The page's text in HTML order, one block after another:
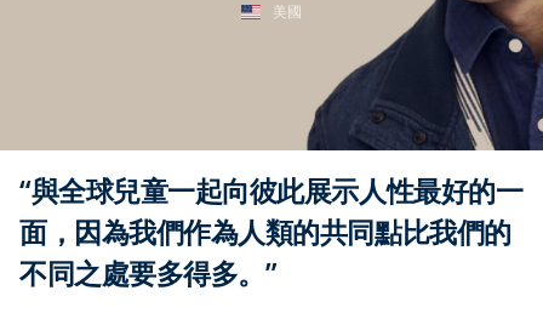
美國
“與全球兒童一起向彼此展示人性最好的一
面，因為我們作為人類的共同點比我們的
不同之處要多得多。”